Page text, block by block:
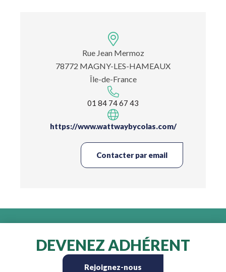
Rue Jean Mermoz
78772 MAGNY-LES-HAMEAUX
Île-de-France
01 84 74 67 43
https://www.wattwaybycolas.com/
Contacter par email
DEVENEZ ADHÉRENT
Rejoignez-nous